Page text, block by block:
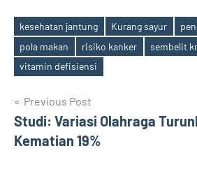
Tags
kesehatan jantung Kurang sayur
pola makan
risiko kanker
sembelit
vitamin defisiensi
Post
navigation
Previous Post
Studi: Variasi Olahraga
Kematian 19%